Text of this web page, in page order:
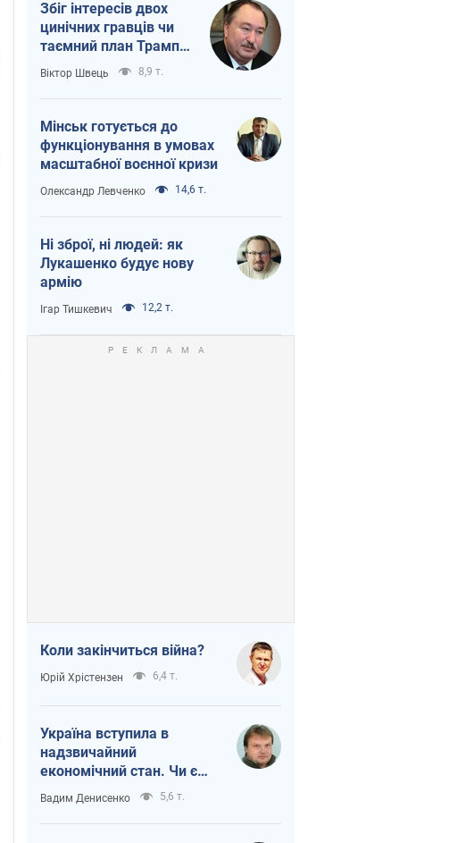
Збіг інтересів двох
цинічних гравців чи
таємний план Трампа
і Путіна?
Віктор Швець 8,9 т.
Мінськ готується до
функціонування в умовах
масштабної воєнної кризи
Олександр Левченко 14,6 т.
Ні зброї, ні людей: як
Лукашенко будує нову
армію
Ігар Тишкевич 12,2 т.
Коли закінчиться війна?
Юрій Хрістензен 6,4 т.
Україна вступила в
надзвичайний
економічний стан. Чи є
світло вкінці тунелю?
Вадим Денисенко 5,6 т.